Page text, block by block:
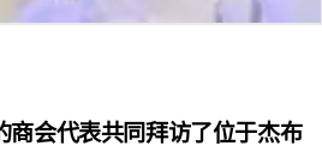
会代表共同拜访了位于杰布